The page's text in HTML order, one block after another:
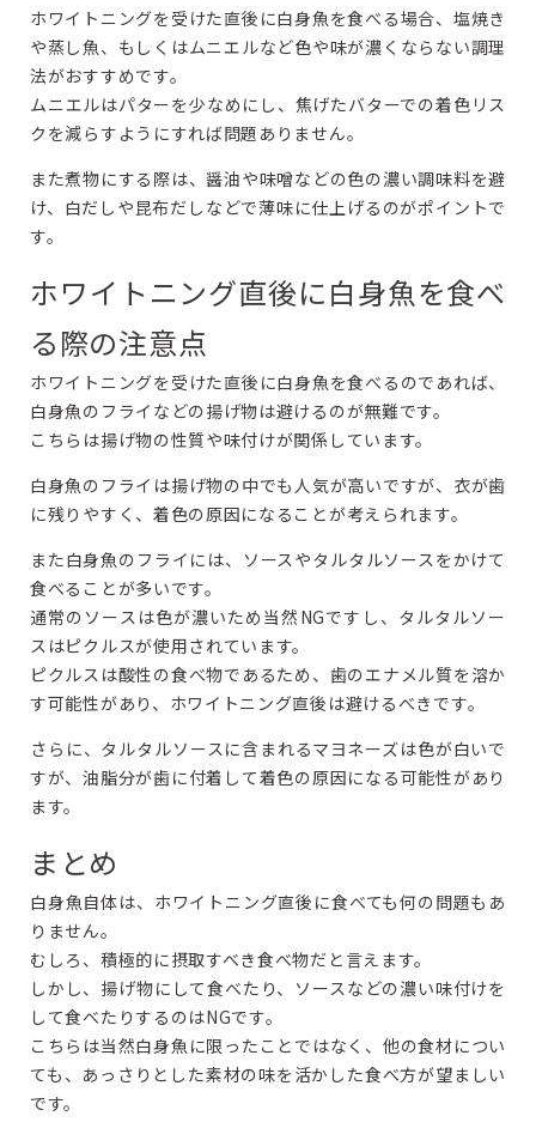
ホワイトニングを受けた直後に白身魚を食べる場合、塩焼き
や蒸し魚、もしくはムニエルなど色や味が濃くならない調理
法がおすすめです。
ムニエルはパターを少なめにし、焦げたバターでの着色リス
クを減らすようにすれば問題ありません。
また煮物にする際は、醤油や味噌などの色の濃い調味料を避
け、白だしや昆布だしなどで薄味に仕上げるのがポイントで
す。
ホワイトニング直後に白身魚を食べ
る際の注意点
ホワイトニングを受けた直後に白身魚を食べるのであれば、
白身魚のフライなどの揚げ物は避けるのが無難です。
こちらは揚げ物の性質や味付けが関係しています。
白身魚のフライは揚げ物の中でも人気が高いですが、衣が歯
に残りやすく、着色の原因になることが考えられます。
また白身魚のフライには、ソースやタルタルソースをかけて
食べることが多いです。
通常のソースは色が濃いため当然NGですし、タルタルソー
スはピクルスが使用されています。
ピクルスは酸性の食べ物であるため、歯のエナメル質を溶か
す可能性があり、ホワイトニング直後は避けるべきです。
さらに、タルタルソースに含まれるマヨネーズは色が白いで
すが、油脂分が歯に付着して着色の原因になる可能性があり
ます。
まとめ
白身魚自体は、ホワイトニング直後に食べても何の問題もあ
りません。
むしろ、積極的に摂取すべき食べ物だと言えます。
しかし、揚げ物にして食べたり、ソースなどの濃い味付けを
して食べたりするのはNGです。
こちらは当然白身魚に限ったことではなく、他の食材につい
ても、あっさりとした素材の味を活かした食べ方が望ましい
です。